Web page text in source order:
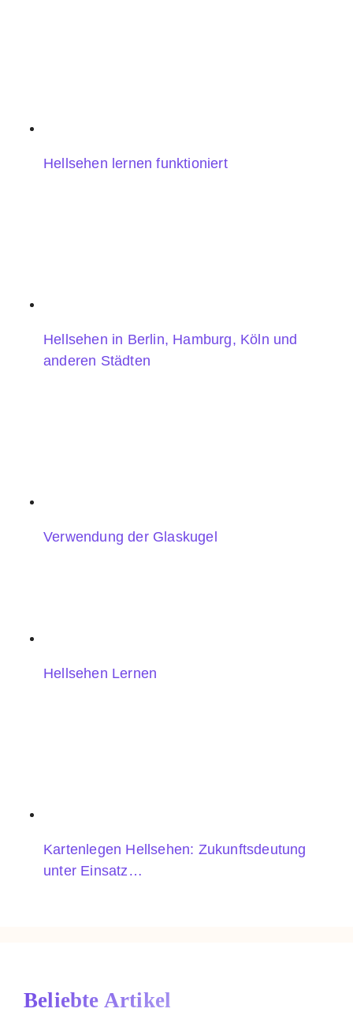
Hellsehen lernen funktioniert
Hellsehen in Berlin, Hamburg, Köln und
anderen Städten
Verwendung der Glaskugel
Hellsehen Lernen
Kartenlegen Hellsehen: Zukunftsdeutung
unter Einsatz…
Beliebte Artikel